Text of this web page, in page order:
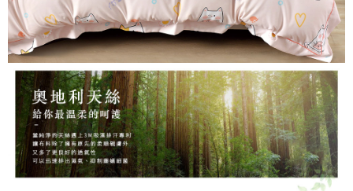
【注意事項】
１．透過由恩沛科技股份有限公司提供之「AFTEE先享後付」服務完成之交
易，需依本服務之必要範圍內提供個人資料，並將交易相關給付款項請求債
權轉讓予恩沛科技股份有限公司。
２．關於個人資料處理事宜，請瀏覽以下網址：
https://aftee.tw/terms/#terms3
３．未成年的使用者請事先徵得法定代理人或監護人之同意方可使用
「AFTEE先享後付」，若未經同意申辦者引起之損失，本公司不負相關責
任。
４．使用「AFTEE先享後付」時，將依據個別帳號之用戶狀況，依本公司即
時審查核予不同之上限額度；若仍有額度不足之情形，本公司將視審查結果
請求用戶進行身份認證。
５．嚴禁一人註冊多個帳號或使用他人資訊註冊。若發現惡意使用之情形，
付款後7-11取貨
每筆NT$60，滿NT$999(含以上)免運費
新竹貨運
每筆NT$80，滿NT$999(含以上)免運費